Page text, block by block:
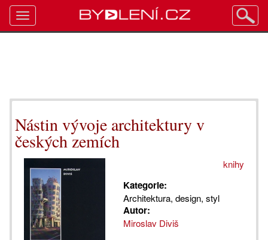
Nástin vývoje architektury v
českých zemích
knihy
Kategorie:
Architektura, design, styl
Autor:
Miroslav Diviš
Toggle
navigation